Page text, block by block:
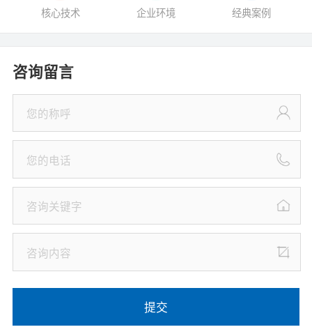
核心技术 企业环境 经典案例
咨询留言